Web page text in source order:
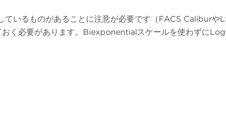
いるものがあることに注意が必要です（FACS Caliburや
く必要があります。Biexponentialスケールを使わずに